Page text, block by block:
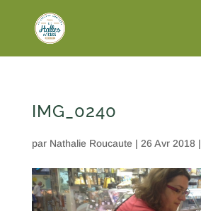
IMG_0240
par Nathalie Roucaute | 26 Avr 2018|